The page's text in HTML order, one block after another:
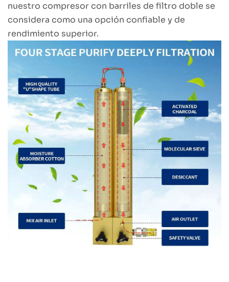
nuestro compresor con barriles de filtro doble se
considera como una opción confiable y de
rendimiento superior.